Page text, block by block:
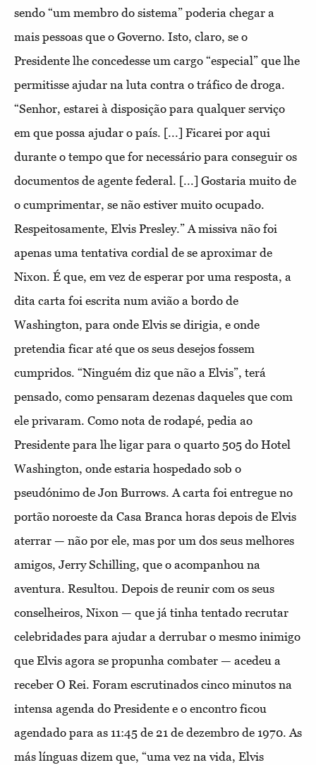
sendo “um membro do sistema” poderia chegar a
mais pessoas que o Governo. Isto, claro, se o
Presidente lhe concedesse um cargo “especial” que lhe
permitisse ajudar na luta contra o tráfico de droga.
“Senhor, estarei à disposição para qualquer serviço
em que possa ajudar o país. [...] Ficarei por aqui
durante o tempo que for necessário para conseguir os
documentos de agente federal. [...] Gostaria muito de
o cumprimentar, se não estiver muito ocupado.
Respeitosamente, Elvis Presley.” A missiva não foi
apenas uma tentativa cordial de se aproximar de
Nixon. É que, em vez de esperar por uma resposta, a
dita carta foi escrita num avião a bordo de
Washington, para onde Elvis se dirigia, e onde
pretendia ficar até que os seus desejos fossem
cumpridos. “Ninguém diz que não a Elvis”, terá
pensado, como pensaram dezenas daqueles que com
ele privaram. Como nota de rodapé, pedia ao
Presidente para lhe ligar para o quarto 505 do Hotel
Washington, onde estaria hospedado sob o
pseudónimo de Jon Burrows. A carta foi entregue no
portão noroeste da Casa Branca horas depois de Elvis
aterrar — não por ele, mas por um dos seus melhores
amigos, Jerry Schilling, que o acompanhou na
aventura. Resultou. Depois de reunir com os seus
conselheiros, Nixon — que já tinha tentado recrutar
celebridades para ajudar a derrubar o mesmo inimigo
que Elvis agora se propunha combater — acedeu a
receber O Rei. Foram escrutinados cinco minutos na
intensa agenda do Presidente e o encontro ficou
agendado para as 11:45 de 21 de dezembro de 1970. As
más línguas dizem que, “uma vez na vida, Elvis